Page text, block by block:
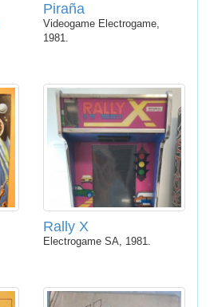
Piraña
Videogame Electrogame,
1981.
Rally X
Electrogame SA, 1981.